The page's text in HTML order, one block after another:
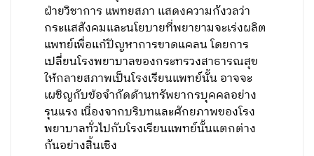
ฝ่ายวิชาการ แพทยสภา แสดงความกังวลว่า
กระแสสังคมและนโยบายที่พยายามจะเร่งผลิต
แพทย์เพื่อแก้ปัญหาการขาดแคลน โดยการ
เปลี่ยนโรงพยาบาลของกระทรวงสาธารณสุข
ให้กลายสภาพเป็นโรงเรียนแพทย์นั้น อาจจะ
เผชิญกับข้อจำกัดด้านทรัพยากรบุคคลอย่าง
รุนแรง เนื่องจากบริบทและศักยภาพของโรง
พยาบาลทั่วไปกับโรงเรียนแพทย์นั้นแตกต่าง
กันอย่างสิ้นเชิง